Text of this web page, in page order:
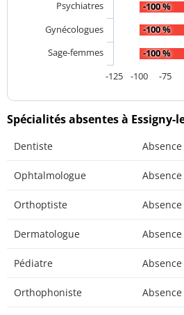
-100 %
-100 %
-100 %
Psychiatres
Gynécologues
Sage-femmes
-125
-100 -75
Spécialités absentes à Essigny-
Dentiste
Ophtalmologue
Orthoptiste
Dermatologue
Pédiatre
Orthophoniste